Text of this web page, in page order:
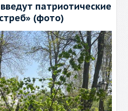
патриотические
(фото)